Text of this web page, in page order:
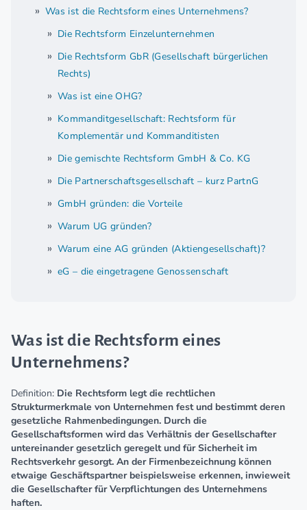
Was ist die Rechtsform eines Unternehmens?
Die Rechtsform Einzelunternehmen
Die Rechtsform GbR (Gesellschaft bürgerlichen
Rechts)
Was ist eine OHG?
Kommanditgesellschaft: Rechtsform für
Komplementär und Kommanditisten
Die gemischte Rechtsform GmbH & Co. KG
Die Partnerschaftsgesellschaft – kurz PartnG
GmbH gründen: die Vorteile
Warum UG gründen?
Warum eine AG gründen (Aktiengesellschaft)?
eG – die eingetragene Genossenschaft
Was ist die Rechtsform eines
Unternehmens?
Definition: Die Rechtsform legt die rechtlichen
Strukturmerkmale von Unternehmen fest und bestimmt deren
gesetzliche Rahmenbedingungen. Durch die
Gesellschaftsformen wird das Verhältnis der Gesellschafter
untereinander gesetzlich geregelt und für Sicherheit im
Rechtsverkehr gesorgt. An der Firmenbezeichnung können
etwaige Geschäftspartner beispielsweise erkennen, inwieweit
die Gesellschafter für Verpflichtungen des Unternehmens
haften.